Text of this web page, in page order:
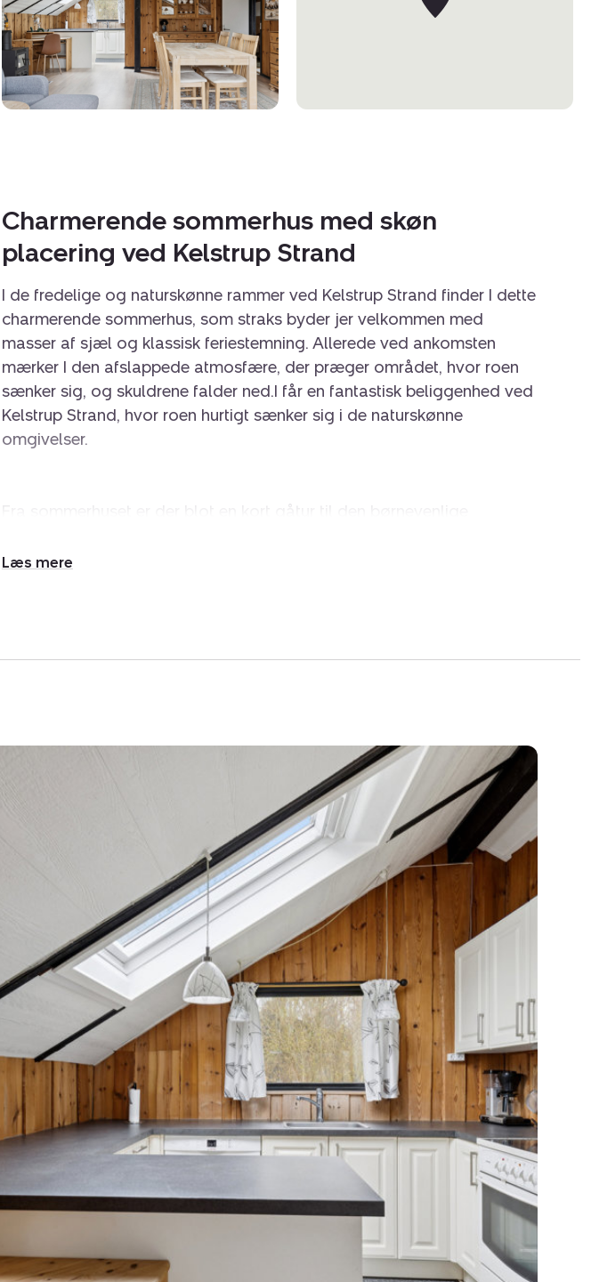
Charmerende sommerhus med skøn
placering ved Kelstrup Strand
I de fredelige og naturskønne rammer ved Kelstrup Strand finder I dette
charmerende sommerhus, som straks byder jer velkommen med
masser af sjæl og klassisk feriestemning. Allerede ved ankomsten
mærker I den afslappede atmosfære, der præger området, hvor roen
sænker sig, og skuldrene falder ned.I får en fantastisk beliggenhed ved
Kelstrup Strand, hvor roen hurtigt sænker sig i de naturskønne
omgivelser.
Storebælt. Området er kendt for sin fredelige atmosfære og smukke
grillmiddage under åben himmel, når duggen falder. Haven er anlagt,
så den er nem at holde, hvilket giver jer mere tid til at nyde udelivet,
mens carporten og det praktiske skur sørger for god plads til både bil
Indenfor åbner boligen sig op i et lyst og luftigt opholdsrum, hvor
køkken, alrum og stue forenes i en varm og indbydende enhed. De
synlige loftsbjælker og de bløde trævægge skaber en autentisk
sommerhusfølelse, mens lyset strømmer ind gennem vinduerne og
fremhæver de smukke detaljer. På de kølige aftener kan I tænde op i
brændeovnen og mærke hyggen sprede sig i hele huset.
Foruden opholdsrummene venter et værelse af en ganske fornuftig
størrelse samt et badeværelse med brus og et praktisk bryggers. Det er
et gennemført fristed, hvor funktionalitet og charme går hånd i hånd.